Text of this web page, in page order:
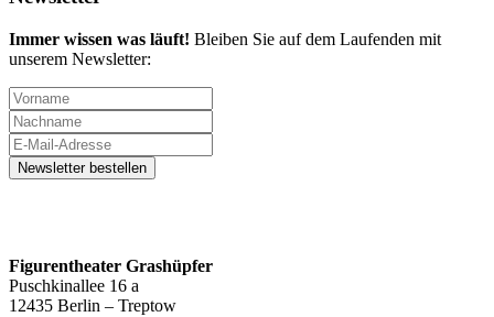
Immer wissen was läuft! Bleiben Sie auf dem Laufenden mit
unserem Newsletter:
Figurentheater Grashüpfer
Puschkinallee 16 a
12435 Berlin – Treptow